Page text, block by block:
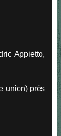
Appietto,
union) près